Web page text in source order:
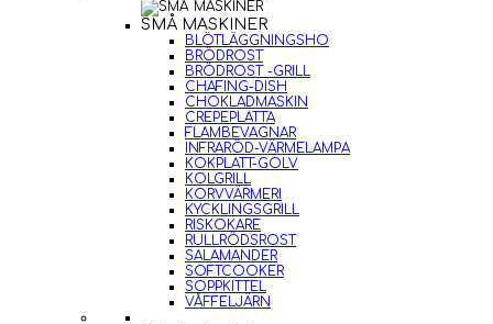
SMÅ MASKINER
BLÖTLÄGGNINGSHO
BRÖDROST
BRÖDROST -GRILL
CHAFING-DISH
CHOKLADMASKIN
CREPEPLATTA
FLAMBEVAGNAR
INFRARÖD-VÄRMELAMPA
KOKPLATT-GOLV
KOLGRILL
KORVVÄRMERI
KYCKLINGSGRILL
RISKOKARE
RULLRÖDSROST
SALAMANDER
SOFTCOOKER
SOPPKITTEL
VÅFFELJÄRN